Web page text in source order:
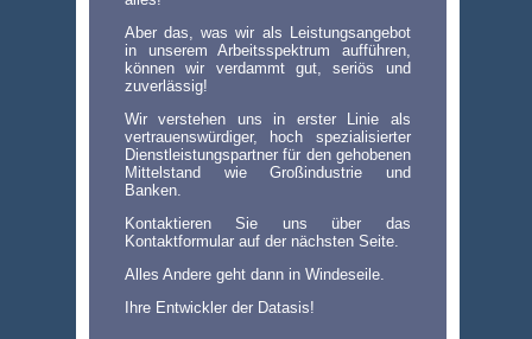
Aber das, was wir als Leistungsangebot
in unserem Arbeitsspektrum aufführen,
können wir verdammt gut, seriös und
zuverlässig!
Wir verstehen uns in erster Linie als
vertrauenswürdiger, hoch spezialisierter
Dienstleistungspartner für den gehobenen
Mittelstand wie Großindustrie und
Banken.
Kontaktieren Sie uns über das
Kontaktformular auf der nächsten Seite.
Alles Andere geht dann in Windeseile.
Ihre Entwickler der Datasis!